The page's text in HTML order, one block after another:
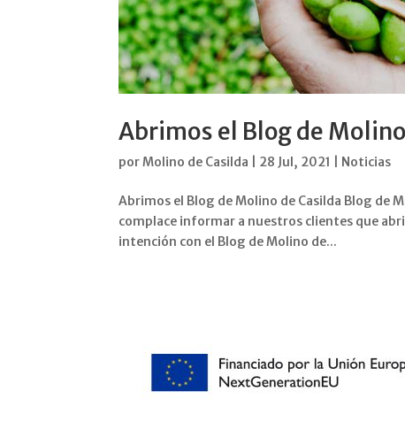
Abrimos el Blog de
porMolino de Casilda 28 Jul, 2021 Noticias
Abrimos el Blog de Molino de Casilda Blog de
complace informar a nuestros clientes que
intención con el Blog de Molino de...